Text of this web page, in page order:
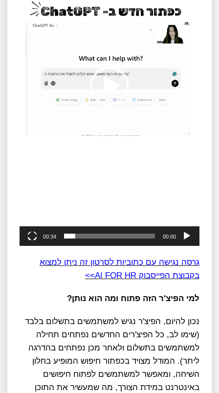
00:00
00:34
גרסה נגישה עם כתוביות לסרטון זה ניתן למצוא
בקבוצת הפייסבוק AI FOR HR>>
למי הפיצ'ר הזה פתוח ומה הוא נותן?
נכון להיום, הפיצ'ר נגיש למשתמשים בתשלום בלבד
(שימו לב, כל הפיצ'רים החדשים נפתחים תחילה
למשתמשים בתשלום ולאחר מכן נפתחים בהדרגה
ליתר). המודל מצויד בכפתור חיפוש המופיע בחלון
השיחה, ומאפשר למשתמשים לפתוח חיפושים
באינטרנט במידת הצורך, מה שמעשיר את התוכן